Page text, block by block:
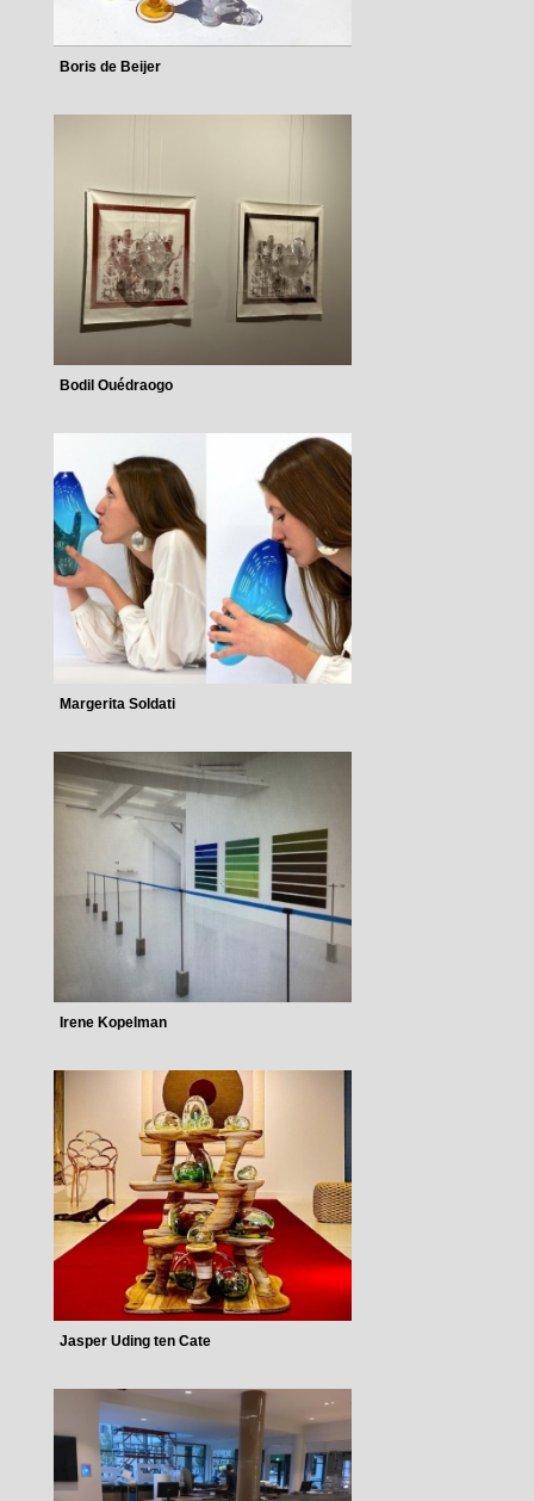
Boris de Beijer
Bodil Ouédraogo
Margerita Soldati
Irene Kopelman
Jasper Uding ten Cate